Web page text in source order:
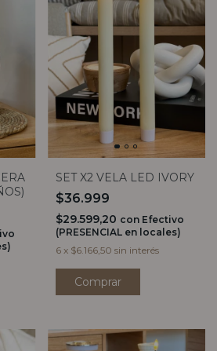
SET X2 VELA LED IVORY
$36.999
$29.599,20 con Efectivo
(PRESENCIAL en locales)
6 x $6.166,50 sin interés